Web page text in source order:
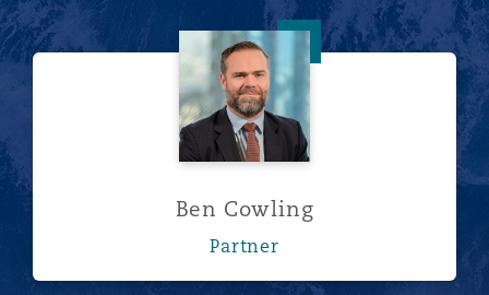
Ben Cowling
Ben Cowling
Partner